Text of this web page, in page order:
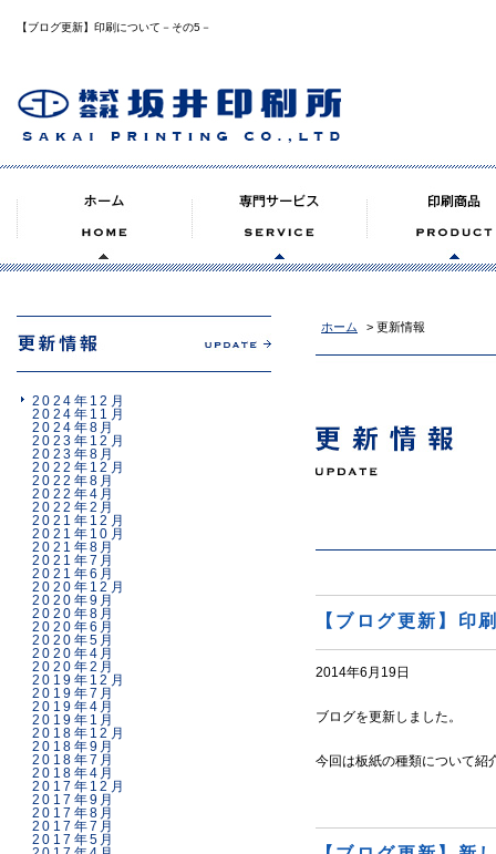
【ブログ更新】印刷について－その5－
2024年12月
2024年11月
2024年8月
2023年12月
2023年8月
2022年12月
2022年8月
2022年4月
2022年2月
2021年12月
2021年10月
2021年8月
2021年7月
2021年6月
2020年12月
2020年9月
2020年8月
2020年6月
2020年5月
2020年4月
2020年2月
2019年12月
2019年7月
2019年4月
2019年1月
2018年12月
2018年9月
2018年7月
2018年4月
2017年12月
2017年9月
2017年8月
2017年7月
2017年5月
ホーム > 更新情報
【ブログ更新】印
2014年6月19日
ブログを更新しました。
今回は板紙の種類について紹